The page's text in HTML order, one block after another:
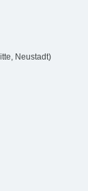
Neustadt)